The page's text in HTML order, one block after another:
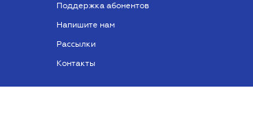
Поддержка абонентов
Напишите нам
Рассылки
Контакты